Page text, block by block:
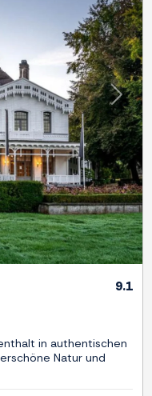
9.1
in authentischen
Natur und